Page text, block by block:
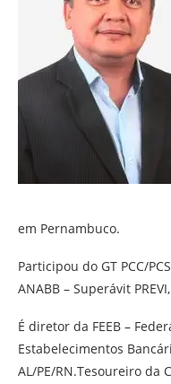
em Pernambuco.
Participou do GT PCC/
ANABB – Superávit
É diretor da FEEB –
Estabelecimentos
AL/PE/RN.Tesoureiro da